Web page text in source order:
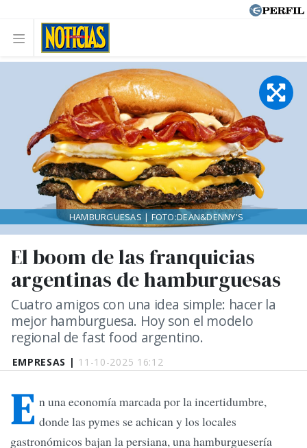
EMPRESAS | 11-10-2025 16:12
El boom de las franquicias
argentinas de hamburguesas
Cuatro amigos con una idea simple: hacer la
mejor hamburguesa. Hoy son el modelo
regional de fast food argentino.
HAMBURGUESAS | FOTO:DEAN&DENNY'S
E n una economía marcada por la incertidumbre,
donde las pymes se achican y los locales
gastronómicos bajan la persiana, una hamburguesería